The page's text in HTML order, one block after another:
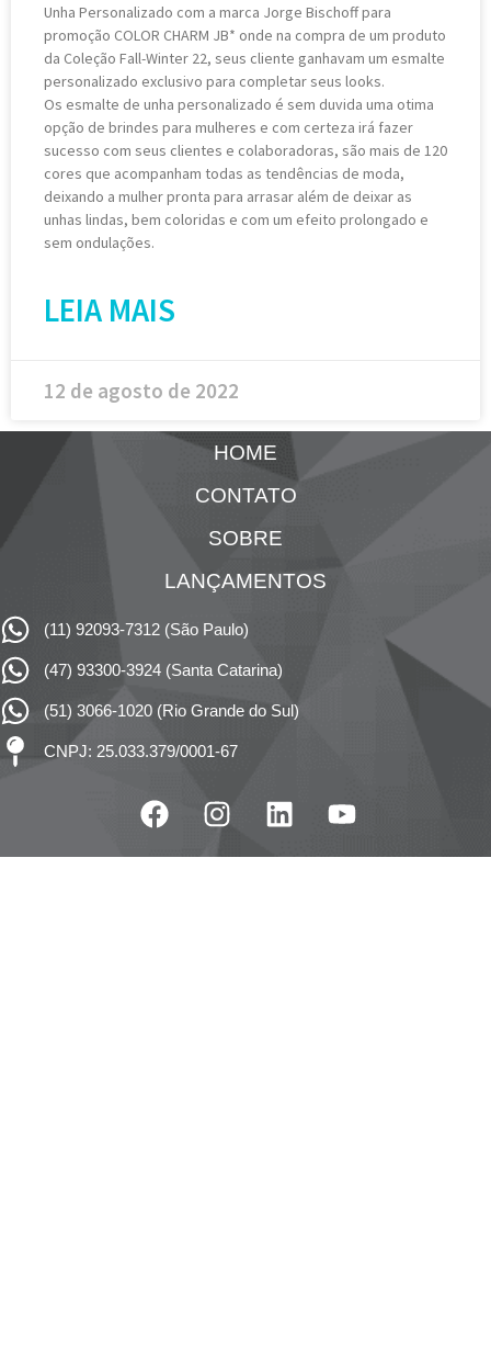
Unha Personalizado com a marca Jorge Bischoff para
promoção COLOR CHARM JB* onde na compra de um produto
da Coleção Fall-Winter 22, seus cliente ganhavam um esmalte
personalizado exclusivo para completar seus looks.
Os esmalte de unha personalizado é sem duvida uma otima
opção de brindes para mulheres e com certeza irá fazer
sucesso com seus clientes e colaboradoras, são mais de 120
cores que acompanham todas as tendências de moda,
deixando a mulher pronta para arrasar além de deixar as
unhas lindas, bem coloridas e com um efeito prolongado e
sem ondulações.
LEIA MAIS
12 de agosto de 2022
HOME
CONTATO
SOBRE
LANÇAMENTOS
(11) 92093-7312 (São Paulo)
(47) 93300-3924 (Santa Catarina)
(51) 3066-1020 (Rio Grande do Sul)
CNPJ: 25.033.379/0001-67